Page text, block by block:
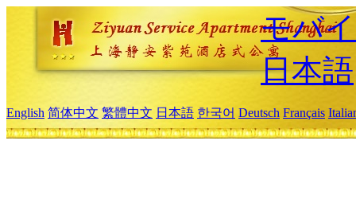
モバ
日本語
English 简体中文 繁體中文 日本語 한국어 Deutsch Français